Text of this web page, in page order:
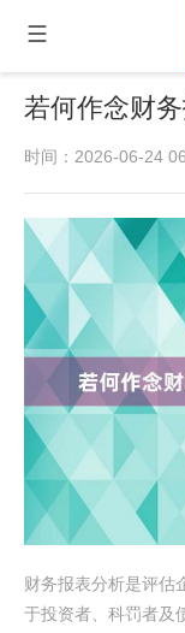
若何作念财
时间：2026-06-24
财务报表分析是评估
于投资者、科罚者及